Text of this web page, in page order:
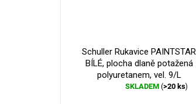
Schuller Rukavice PAINTSTAR
BÍLÉ, plocha dlaně potažená
polyuretanem, vel. 9/L
Průměrné
SKLADEM(>20 ks)